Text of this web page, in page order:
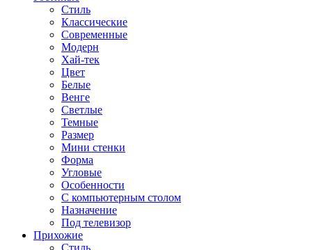
Стиль
Классические
Современные
Модерн
Хай-тек
Цвет
Белые
Венге
Светлые
Темные
Размер
Мини стенки
Форма
Угловые
Особенности
С компьютерным столом
Назначение
Под телевизор
Прихожие
Стиль